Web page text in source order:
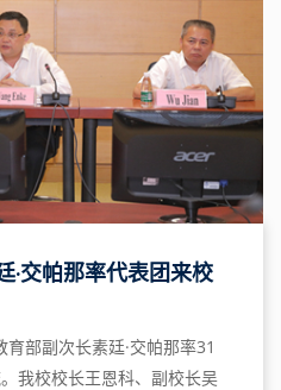
·交帕那率代表团来校
部副次长素廷·交帕那率31
我校校长王恩科、副校长吴